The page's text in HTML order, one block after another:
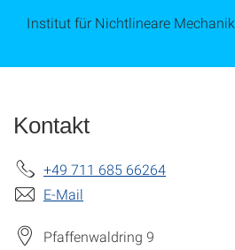
Institut für Nichtlineare Mechanik
Kontakt
+49 711 685 66264
E-Mail
Pfaffenwaldring 9